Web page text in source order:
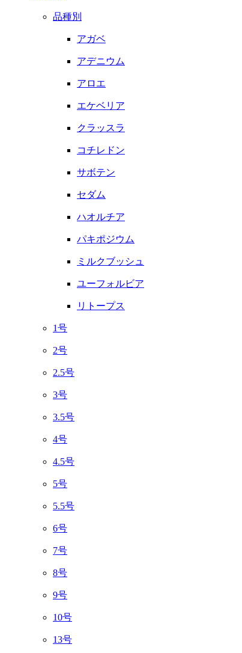
品種別
アガベ
アデニウム
アロエ
エケベリア
クラッスラ
コチレドン
サボテン
セダム
ハオルチア
パキポジウム
ミルクブッシュ
ユーフォルビア
リトープス
1号
2号
2.5号
3号
3.5号
4号
4.5号
5号
5.5号
6号
7号
8号
9号
10号
13号